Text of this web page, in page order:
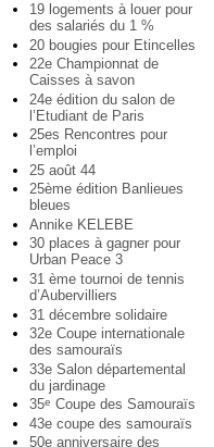
19 logements à louer pour
des salariés du 1 %
20 bougies pour Etincelles
22e Championnat de
Caisses à savon
24e édition du salon de
l’Etudiant de Paris
25es Rencontres pour
l’emploi
25 août 44
25ème édition Banlieues
bleues
Annike KELEBE
30 places à gagner pour
Urban Peace 3
31 ème tournoi de tennis
d’Aubervilliers
31 décembre solidaire
32e Coupe internationale
des samouraïs
33e Salon départemental
du jardinage
35e Coupe des Samouraïs
43e coupe des samouraïs
50e anniversaire des